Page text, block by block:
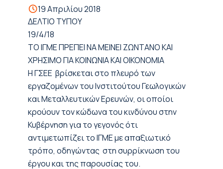
19 Απριλίου 2018
ΔΕΛΤΙΟ ΤΥΠΟΥ
19/4/18
ΤΟ ΙΓΜΕ ΠΡΕΠΕΙ ΝΑ ΜΕΙΝΕΙ ΖΩΝΤΑΝΟ ΚΑΙ
ΧΡΗΣΙΜΟ ΓΙΑ ΚΟΙΝΩΝΙΑ ΚΑΙ ΟΙΚΟΝΟΜΙΑ
Η ΓΣΕΕ βρίσκεται στο πλευρό των
εργαζομένων του Ινστιτούτου Γεωλογικών
και Μεταλλευτικών Ερευνών, οι οποίοι
κρούουν τον κώδωνα του κινδύνου στην
Κυβέρνηση για το γεγονός ότι
αντιμετωπίζει το ΙΓΜΕ με απαξιωτικό
τρόπο, οδηγώντας στη συρρίκνωση του
έργου και της παρουσίας του.